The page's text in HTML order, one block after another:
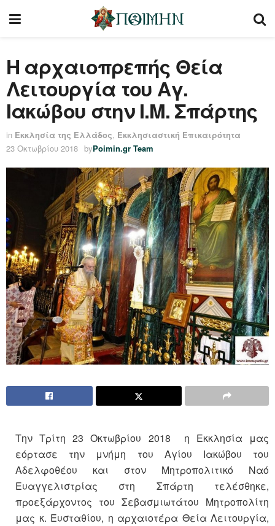
Η αρχαιοπρεπής Θεία
Λειτουργία του Αγ.
Ιακώβου στην Ι.Μ. Σπάρτης
in Εκκλησία της Ελλάδος, Εκκλησιαστική Επικαιρότητα
23 Οκτωβρίου 2018 byPoimin.gr Team
Την Τρίτη 23 Οκτωβρίου 2018 η Εκκλησία μας
εόρτασε την μνήμη του Αγίου Ιακώβου του
Αδελφοθέου και στον Μητροπολιτικό Ναό
Ευαγγελιστρίας στη Σπάρτη τελέσθηκε,
προεξάρχοντος του Σεβασμιωτάτου Μητροπολίτη
μας κ. Ευσταθίου, η αρχαιοτέρα Θεία Λειτουργία,